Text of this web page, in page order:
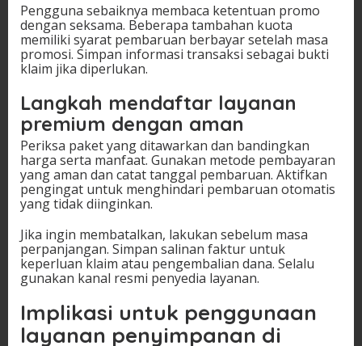
Pengguna sebaiknya membaca ketentuan promo
dengan seksama. Beberapa tambahan kuota
memiliki syarat pembaruan berbayar setelah masa
promosi. Simpan informasi transaksi sebagai bukti
klaim jika diperlukan.
Langkah mendaftar layanan
premium dengan aman
Periksa paket yang ditawarkan dan bandingkan
harga serta manfaat. Gunakan metode pembayaran
yang aman dan catat tanggal pembaruan. Aktifkan
pengingat untuk menghindari pembaruan otomatis
yang tidak diinginkan.
Jika ingin membatalkan, lakukan sebelum masa
perpanjangan. Simpan salinan faktur untuk
keperluan klaim atau pengembalian dana. Selalu
gunakan kanal resmi penyedia layanan.
Implikasi untuk penggunaan
layanan penyimpanan di